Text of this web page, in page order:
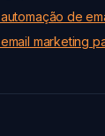
de
marketing